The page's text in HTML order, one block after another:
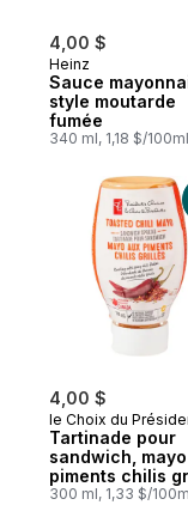
4,00 $
Heinz
Sauce
style moutarde
fumée
340 ml, 1,18 $/100ml
4,00 $
le Choix du
Tartinade pour
sandwich,
piments chilis
300 ml, 1,33 $/